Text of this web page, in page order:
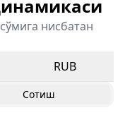
нисбатан
RUB
Сотиш